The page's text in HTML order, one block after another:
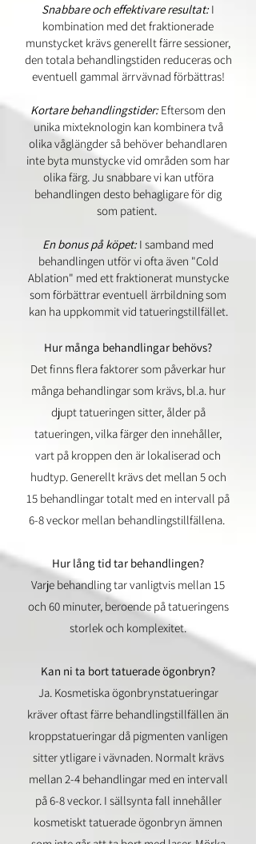
Snabbare och effektivare resultat:I
kombination med det fraktionerade
munstycket krävs generellt färre sessioner,
den totala behandlingstiden reduceras och
eventuell gammal ärrvävnad förbättras!
Kortare behandlingstider:Eftersom den
unika mixteknologin kan kombinera två
olika våglängder så behöver behandlaren
inte byta munstycke vid områden som har
olika färg. Ju snabbare vi kan utföra
behandlingen desto behagligare för dig
som patient.
En bonus på köpet:I samband med
behandlingen utför vi ofta även "Cold
Ablation" med ett fraktionerat munstycke
som förbättrar eventuell ärrbildning som
kan ha uppkommit vid tatueringstillfället.
Hur många behandlingar behövs?
Det finns flera faktorer som påverkar hur
många behandlingar som krävs, bl.a. hur
djupt tatueringen sitter, ålder på
tatueringen, vilka färger den innehåller,
vart på kroppen den är lokaliserad och
hudtyp. Generellt krävs det mellan 5 och
15 behandlingar totalt med en intervall på
6-8 veckor mellan behandlingstillfällena.
Hur lång tid tar behandlingen?
​Varje behandling tar vanligtvis mellan 15
och 60 minuter, beroende på tatueringens
storlek och komplexitet.
Kan ni ta bort tatuerade ögonbryn?
Ja. Kosmetiska ögonbrynstatueringar
kräver oftast färre behandlingstillfällen än
kroppstatueringar då pigmenten vanligen
sitter ytligare i vävnaden. Normalt krävs
mellan 2-4 behandlingar med en intervall
på 6-8 veckor. I sällsynta fall innehåller
kosmetiskt tatuerade ögonbryn ämnen